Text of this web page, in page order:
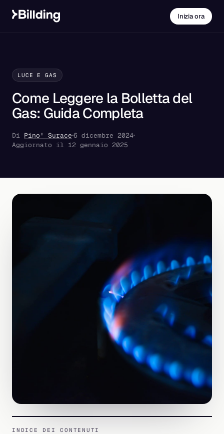
Inizia ora
LUCE E GAS
Come Leggere la Bolletta del
Gas: Guida Completa
Di Pino' Surace 6 dicembre 2024
Aggiornato il 12 gennaio 2025
INDICE DEI CONTENUTI